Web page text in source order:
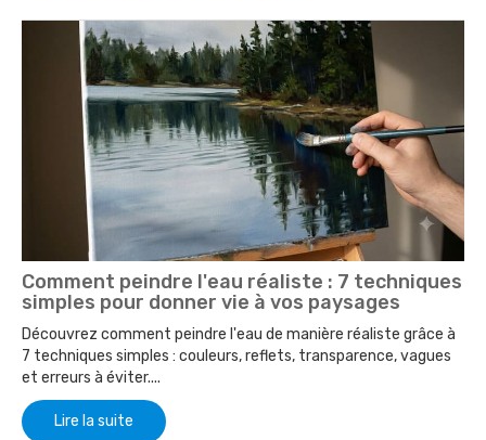
Comment peindre l'eau réaliste : 7 techniques
simples pour donner vie à vos paysages
Découvrez comment peindre l'eau de manière réaliste grâce à
7 techniques simples : couleurs, reflets, transparence, vagues
et erreurs à éviter....
Lire la suite